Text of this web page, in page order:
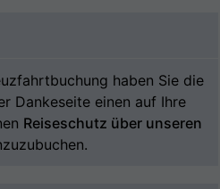
haben Sie die
Dankeseite einen auf Ihre
Reiseschutz über unseren